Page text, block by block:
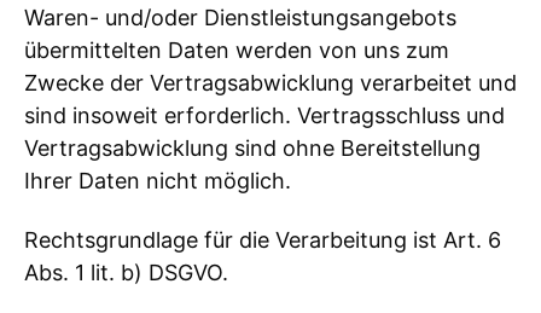
Waren- und/oder Dienstleistungsangebots
übermittelten Daten werden von uns zum
Zwecke der Vertragsabwicklung verarbeitet und
sind insoweit erforderlich. Vertragsschluss und
Vertragsabwicklung sind ohne Bereitstellung
Ihrer Daten nicht möglich.
Rechtsgrundlage für die Verarbeitung ist Art. 6
Abs. 1 lit. b) DSGVO.